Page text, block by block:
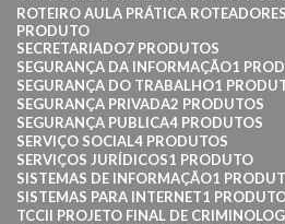
ROTEIRO AULA PRÁTICA
PRODUTO
SECRETARIADO7 PRODUTOS
SEGURANÇA DA INFORMAÇÃO1
SEGURANÇA DO TRABALHO1
SEGURANÇA PRIVADA2 PRODUTOS
SEGURANÇA PUBLICA4 PRODUTOS
SERVIÇO SOCIAL4 PRODUTOS
SERVIÇOS JURÍDICOS1 PRODUTO
SISTEMAS DE INFORMAÇÃO1
SISTEMAS PARA INTERNET1
TCCII PROJETO FINAL DE